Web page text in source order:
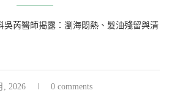
吳芮醫師揭露：瀏海悶熱、髮油殘留與清
, 2026 0 comments